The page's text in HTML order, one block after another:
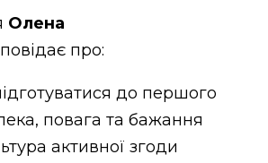
Олена
про:
до першого
повага та бажання
активної згоди